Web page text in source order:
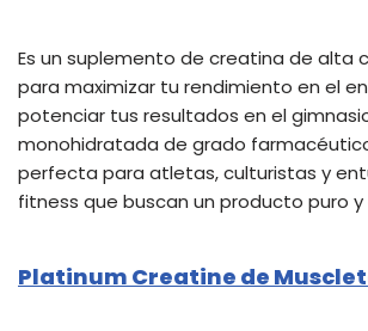
Es un suplemento de creatina de alta
para maximizar tu rendimiento en el
potenciar tus resultados en el
monohidratada de grado
perfecta para atletas, culturistas y
fitness que buscan un producto puro
Platinum Creatine de